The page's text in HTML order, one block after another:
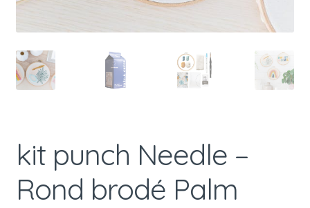
kit punch Needle –
Rond brodé Palm